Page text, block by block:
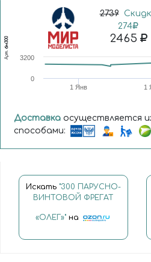
Арт.
бм300
2739
274
2465
1 Янв 1
0
3200
Доставка осуществляется
способами:
Искать "300 ПАРУСНО-
ВИНТОВОЙ ФРЕГАТ
«ОЛЕГ»"на